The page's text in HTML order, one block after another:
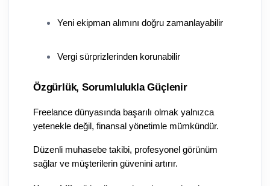
Yeni ekipman alımını doğru zamanlayabilir
Vergi sürprizlerinden korunabilir
Özgürlük, Sorumlulukla Güçlenir
Freelance dünyasında başarılı olmak yalnızca
yetenekle değil, finansal yönetimle mümkündür.
Düzenli muhasebe takibi, profesyonel görünüm
sağlar ve müşterilerin güvenini artırır.